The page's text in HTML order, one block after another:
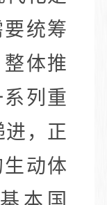
统筹
体推
列重
进，正
动体
本国